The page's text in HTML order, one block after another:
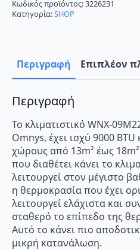
Inverter
9000
BTU
Κωδικός προϊόντος:3226231
Κατηγορία:SHOP
Περιγραφή Επιπλέον
Περιγραφή
Το κλιματιστικό WNX-
Omnys, έχει ισχύ 9000 BTU
χώρους από 13m² έως
που διαθέτει κάνει το
λειτουργεί στον μέγιστο
η θερμοκρασία που έχει
λειτουργεί ελάχιστα και
σταθερό το επίπεδο της
Αυτό το κάνει πιο
μικρή κατανάλωση.